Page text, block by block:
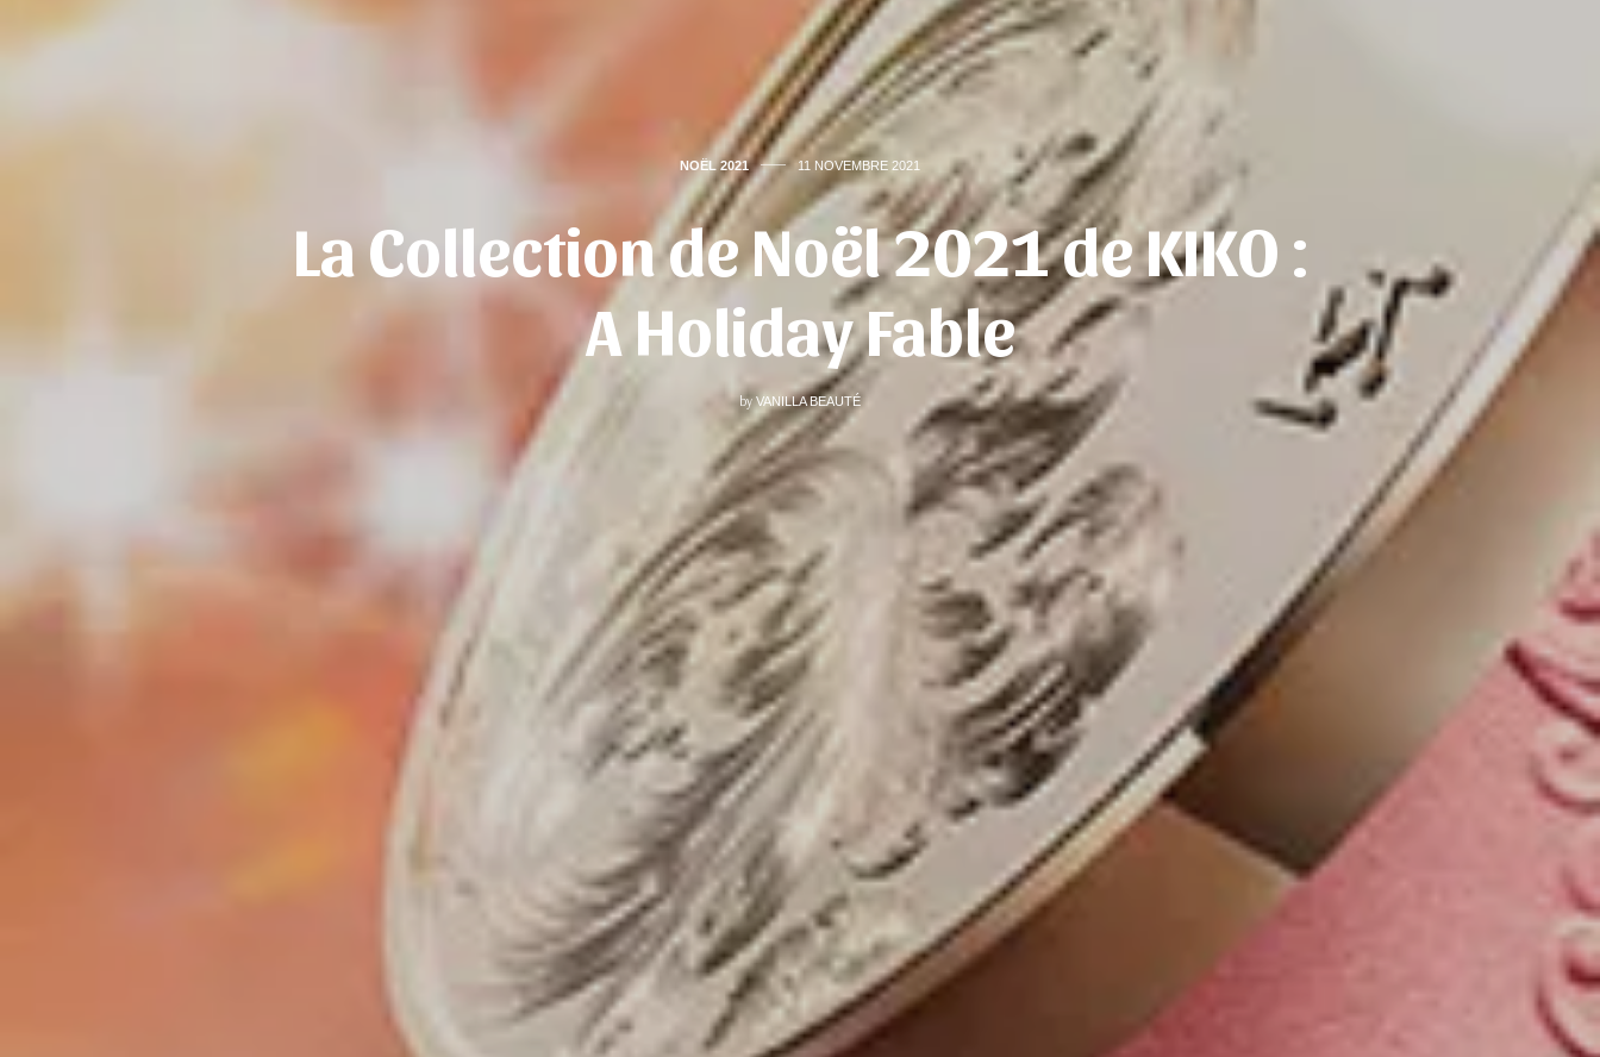
NOËL 2021 11 NOVEMBRE 2021
La Collection de Noël 2021 de KIKO :
A Holiday Fable
by VANILLA BEAUTÉ